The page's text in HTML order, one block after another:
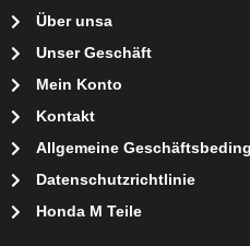
Über unsa
Unser Geschäft
Mein Konto
Kontakt
Allgemeine
Datenschutzrichtlinie
Honda M Teile